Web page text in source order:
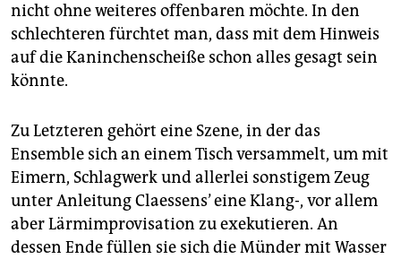
nicht ohne weiteres offenbaren möchte. In den
schlechteren fürchtet man, dass mit dem Hinweis
auf die Kaninchenscheiße schon alles gesagt sein
könnte.
Zu Letzteren gehört eine Szene, in der das
Ensemble sich an einem Tisch versammelt, um mit
Eimern, Schlagwerk und allerlei sonstigem Zeug
unter Anleitung Claessens’ eine Klang-, vor allem
aber Lärmimprovisation zu exekutieren. An
dessen Ende füllen sie sich die Münder mit Wasser